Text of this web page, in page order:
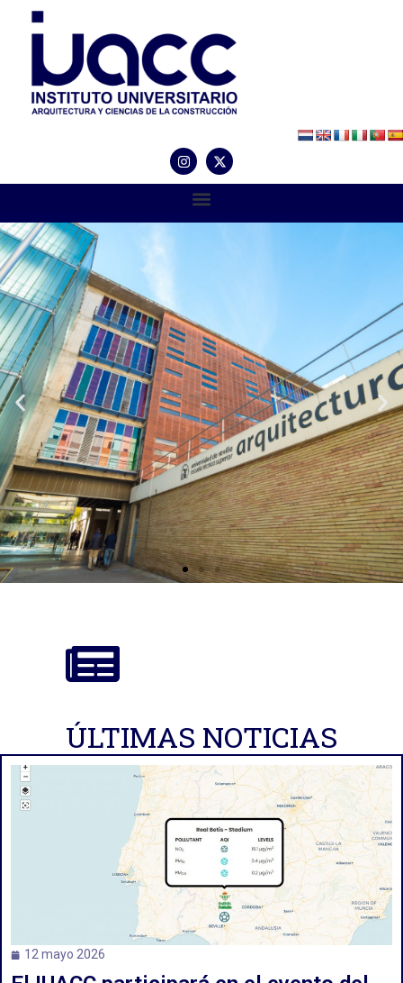
ÚLTIMAS NOTICIAS
12 mayo 2026